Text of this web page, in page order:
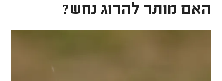
האם מותר להרוג נחש?